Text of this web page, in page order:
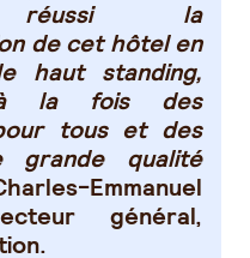
réussi la
de cet hôtel en
haut standing,
à la fois des
tous et des
grande qualité
Emmanuel
général,